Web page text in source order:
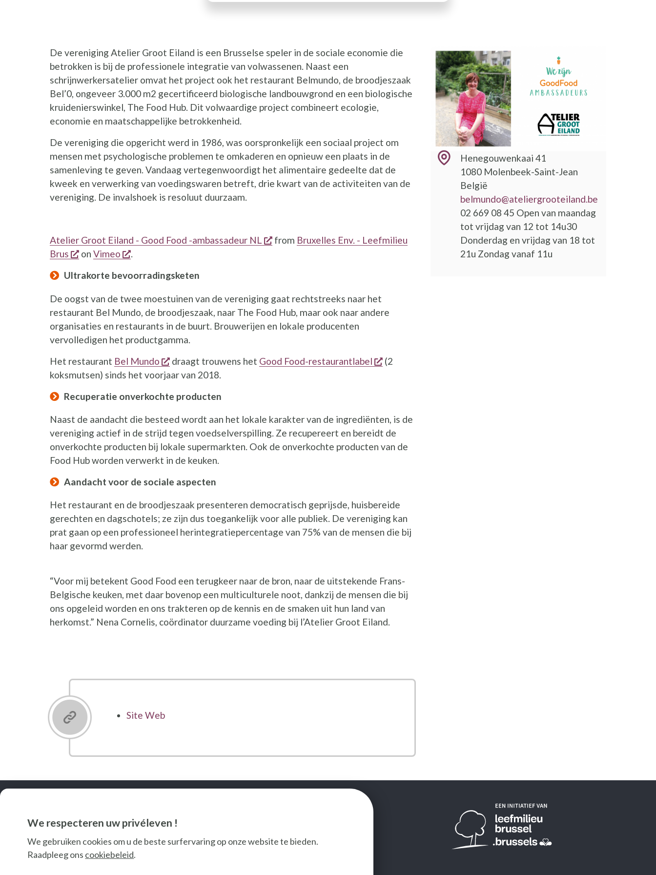
We respecteren uw privéleven !
We gebruiken cookies om u de beste surfervaring op onze website te bieden.
Raadpleeg ons cookiebeleid.
De vereniging Atelier Groot Eiland is een Brusselse speler in de sociale economie die
betrokken is bij de professionele integratie van volwassenen. Naast een
schrijnwerkersatelier omvat het project ook het restaurant Belmundo, de broodjeszaak
Bel’0, ongeveer 3.000 m2 gecertificeerd biologische landbouwgrond en een biologische
kruidenierswinkel, The Food Hub. Dit volwaardige project combineert ecologie,
economie en maatschappelijke betrokkenheid.
De vereniging die opgericht werd in 1986, was oorspronkelijk een sociaal project om
mensen met psychologische problemen te omkaderen en opnieuw een plaats in de
samenleving te geven. Vandaag vertegenwoordigt het alimentaire gedeelte dat de
kweek en verwerking van voedingswaren betreft, drie kwart van de activiteiten van de
vereniging. De invalshoek is resoluut duurzaam.
Atelier Groot Eiland - Good Food -ambassadeur NL opent een nieuw venster
from Bruxelles Env. - Leefmilieu
Brus
opent een nieuw venster
on Vimeo opent een nieuw venster
.
Ultrakorte bevoorradingsketen
De oogst van de twee moestuinen van de vereniging gaat rechtstreeks naar het
restaurant Bel Mundo, de broodjeszaak, naar The Food Hub, maar ook naar andere
organisaties en restaurants in de buurt. Brouwerijen en lokale producenten
vervolledigen het productgamma.
Het restaurant Bel Mundo opent een nieuw venster
draagt trouwens het Good Food-restaurantlabel opent een nieuw venster
(2
koksmutsen) sinds het voorjaar van 2018.
Recuperatie onverkochte producten
Naast de aandacht die besteed wordt aan het lokale karakter van de ingrediënten, is de
vereniging actief in de strijd tegen voedselverspilling. Ze recupereert en bereidt de
onverkochte producten bij lokale supermarkten. Ook de onverkochte producten van de
Food Hub worden verwerkt in de keuken.
Aandacht voor de sociale aspecten
Het restaurant en de broodjeszaak presenteren democratisch geprijsde, huisbereide
gerechten en dagschotels; ze zijn dus toegankelijk voor alle publiek. De vereniging kan
prat gaan op een professioneel herintegratiepercentage van 75% van de mensen die bij
haar gevormd werden.
“Voor mij betekent Good Food een terugkeer naar de bron, naar de uitstekende Frans-
Belgische keuken, met daar bovenop een multiculturele noot, dankzij de mensen die bij
ons opgeleid worden en ons trakteren op de kennis en de smaken uit hun land van
herkomst.” Nena Cornelis, coördinator duurzame voeding bij l’Atelier Groot Eiland.
Site Web
Henegouwenkaai 41
1080 Molenbeek-Saint-Jean
België
belmundo@ateliergrooteiland.be
02 669 08 45 Open van maandag
tot vrijdag van 12 tot 14u30
Donderdag en vrijdag van 18 tot
21u Zondag vanaf 11u
VOLG ONS